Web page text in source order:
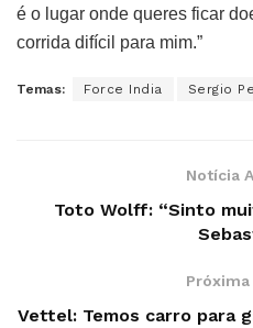
é o lugar onde queres ficar
corrida difícil para mim.”
Temas: Force India Sergio
Notícia
Toto Wolff: “Sinto
Vettel: Temos carro para